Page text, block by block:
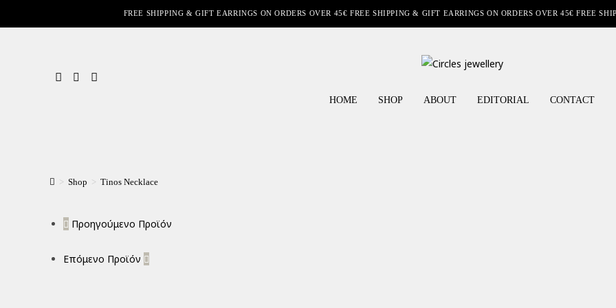
FREE SHIPPING & GIFT EARRINGS ON ORDERS OVER 45€ FREE SHIPPING & GIFT EARRINGS ON ORDERS OVER 45€ FREE
HOME SHOP ABOUT EDITORIAL CONTACT
> Shop > Tinos Necklace
Προηγούμενο Προϊόν
Επόμενο Προϊόν